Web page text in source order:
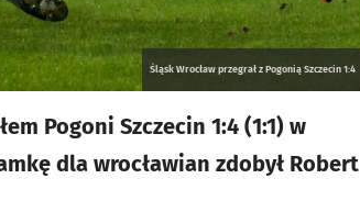
Śląsk Wrocław przegrał z Pogonią Szczecin 1:4
Pogoni Szczecin 1:4 (1:1) w
dla wrocławian zdobył Robert